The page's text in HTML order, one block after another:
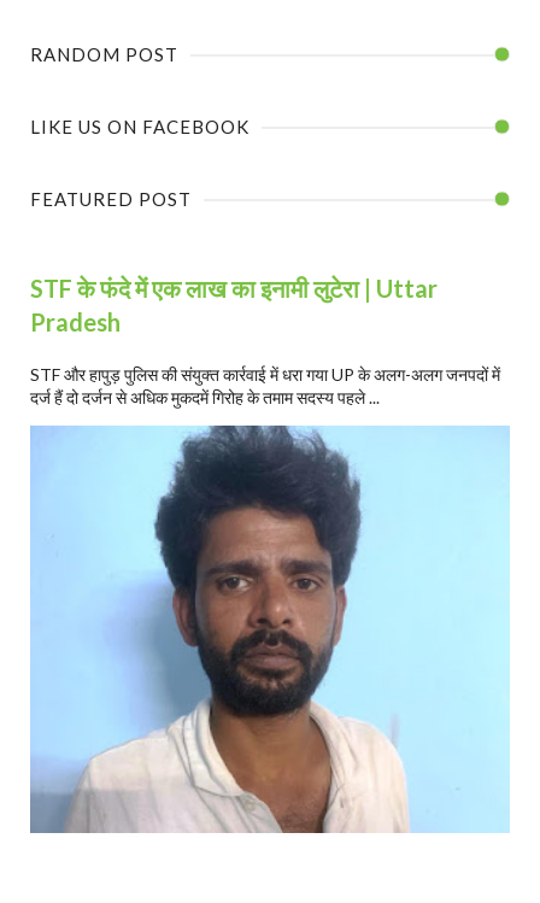
RANDOM POST
LIKE US ON FACEBOOK
FEATURED POST
STF के फंदे में एक लाख का इनामी लुटेरा | Uttar
Pradesh
STF और हापुड़ पुलिस की संयुक्त कार्रवाई में धरा गया UP के अलग-अलग जनपदों में
दर्ज हैं दो दर्जन से अधिक मुकदमें गिरोह के तमाम सदस्य पहले ...